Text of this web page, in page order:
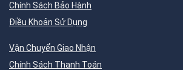
Chính Sách Bảo Hành
Điều Khoản Sử Dụng
Vận Chuyển Giao Nhận
Chính Sách Thanh Toán